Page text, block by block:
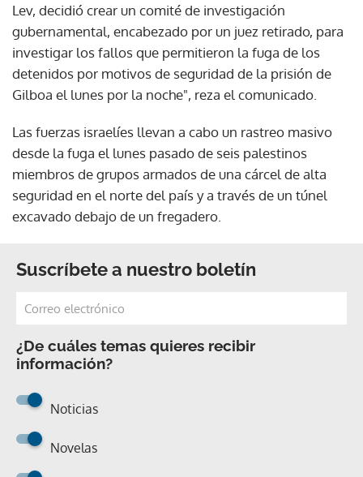
Lev, decidió crear un comité de investigación
gubernamental, encabezado por un juez retirado, para
investigar los fallos que permitieron la fuga de los
detenidos por motivos de seguridad de la prisión de
Gilboa el lunes por la noche", reza el comunicado.
Las fuerzas israelíes llevan a cabo un rastreo masivo
desde la fuga el lunes pasado de seis palestinos
miembros de grupos armados de una cárcel de alta
seguridad en el norte del país y a través de un túnel
excavado debajo de un fregadero.
Suscríbete a nuestro boletín
¿De cuáles temas quieres recibir
información?
Noticias
Novelas